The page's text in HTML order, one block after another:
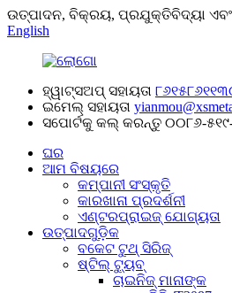
ଉତ୍ପାଦନ, ବିକ୍ରୟ, ପ୍ରଯୁକ୍ତିବିଦ୍ୟା ଏବଂ
English
ହ୍ୱାଟ୍ସଅପ୍ ସହାୟତା
ଇମେଲ୍ ସହାୟତା
ସପୋର୍ଟକୁ କଲ୍ କରନ୍ତୁ ୦୦୮୬-
ଘର
ଆମ ବିଷୟରେ
କମ୍ପାନୀ ସଂସ୍କୃତି
କାରଖାନା ପ୍ରଦର୍ଶନୀ
ଏଣ୍ଟରପ୍ରାଇଜ୍ ଯୋଗ୍ୟତା
ଉତ୍ପାଦଗୁଡ଼ିକ
ବକେଟ ଟୁଥ୍ ସିରିଜ୍
ଷ୍ଟିଲ୍ ଟ୍ୟୁବ୍
ଚାଇନିଜ୍ ମାନାଙ୍କ